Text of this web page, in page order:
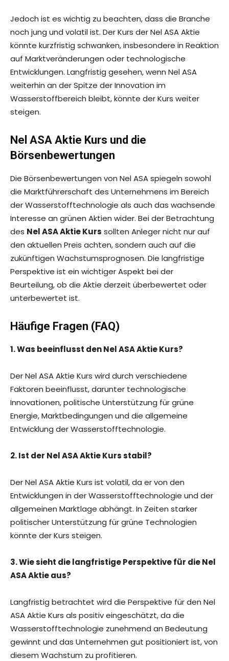
Jedoch ist es wichtig zu beachten, dass die Branche
noch jung und volatil ist. Der Kurs der Nel ASA Aktie
könnte kurzfristig schwanken, insbesondere in Reaktion
auf Marktveränderungen oder technologische
Entwicklungen. Langfristig gesehen, wenn Nel ASA
weiterhin an der Spitze der Innovation im
Wasserstoffbereich bleibt, könnte der Kurs weiter
steigen.
Nel ASA Aktie Kurs und die
Börsenbewertungen
Die Börsenbewertungen von Nel ASA spiegeln sowohl
die Marktführerschaft des Unternehmens im Bereich
der Wasserstofftechnologie als auch das wachsende
Interesse an grünen Aktien wider. Bei der Betrachtung
des Nel ASA Aktie Kurs sollten Anleger nicht nur auf
den aktuellen Preis achten, sondern auch auf die
zukünftigen Wachstumsprognosen. Die langfristige
Perspektive ist ein wichtiger Aspekt bei der
Beurteilung, ob die Aktie derzeit überbewertet oder
unterbewertet ist.
Häufige Fragen (FAQ)
1. Was beeinflusst den Nel ASA Aktie Kurs?
Der Nel ASA Aktie Kurs wird durch verschiedene
Faktoren beeinflusst, darunter technologische
Innovationen, politische Unterstützung für grüne
Energie, Marktbedingungen und die allgemeine
Entwicklung der Wasserstofftechnologie.
2. Ist der Nel ASA Aktie Kurs stabil?
Der Nel ASA Aktie Kurs ist volatil, da er von den
Entwicklungen in der Wasserstofftechnologie und der
allgemeinen Marktlage abhängt. In Zeiten starker
politischer Unterstützung für grüne Technologien
könnte der Kurs steigen.
3. Wie sieht die langfristige Perspektive für die Nel
ASA Aktie aus?
Langfristig betrachtet wird die Perspektive für den Nel
ASA Aktie Kurs als positiv eingeschätzt, da die
Wasserstofftechnologie zunehmend an Bedeutung
gewinnt und das Unternehmen gut positioniert ist, von
diesem Wachstum zu profitieren.